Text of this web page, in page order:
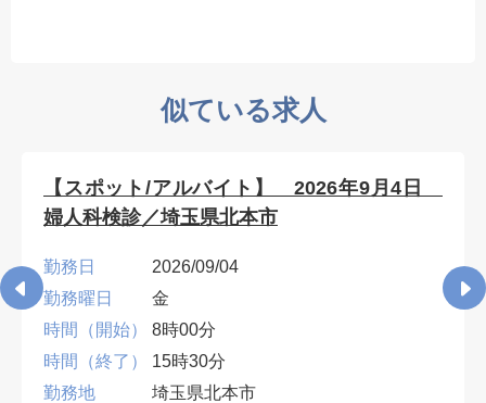
似ている求人
【スポット/アルバイト】 2026年9月4日
婦人科検診／埼玉県北本市
勤務日
2026/09/04
勤務曜日
金
時間（開始）
8時00分
時間（終了）
15時30分
勤務地
埼玉県北本市